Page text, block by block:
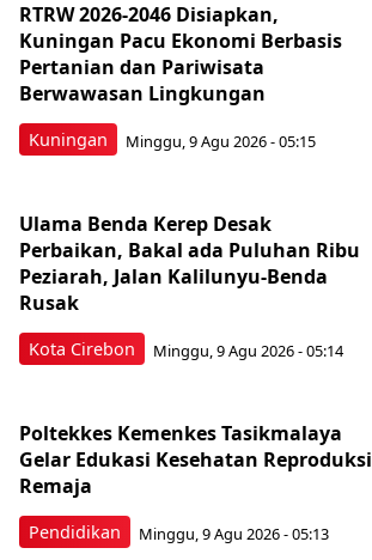
Kuningan
RTRW 2026-2046 Disiapkan,
Kuningan Pacu Ekonomi Berbasis
Pertanian dan Pariwisata
Berwawasan Lingkungan
Minggu, 9 Agu 2026 - 05:15
Kota Cirebon
Ulama Benda Kerep Desak
Perbaikan, Bakal ada Puluhan Ribu
Peziarah, Jalan Kalilunyu-Benda
Rusak
Minggu, 9 Agu 2026 - 05:14
Pendidikan
Poltekkes Kemenkes Tasikmalaya
Gelar Edukasi Kesehatan Reproduksi
Remaja
Minggu, 9 Agu 2026 - 05:13